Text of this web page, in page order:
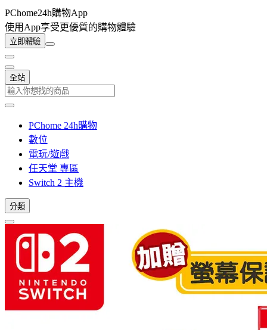
PChome24h購物App
使用App享受更優質的購物體驗
立即體驗
全站
PChome 24h購物
數位
電玩/遊戲
任天堂 專區
Switch 2 主機
分類